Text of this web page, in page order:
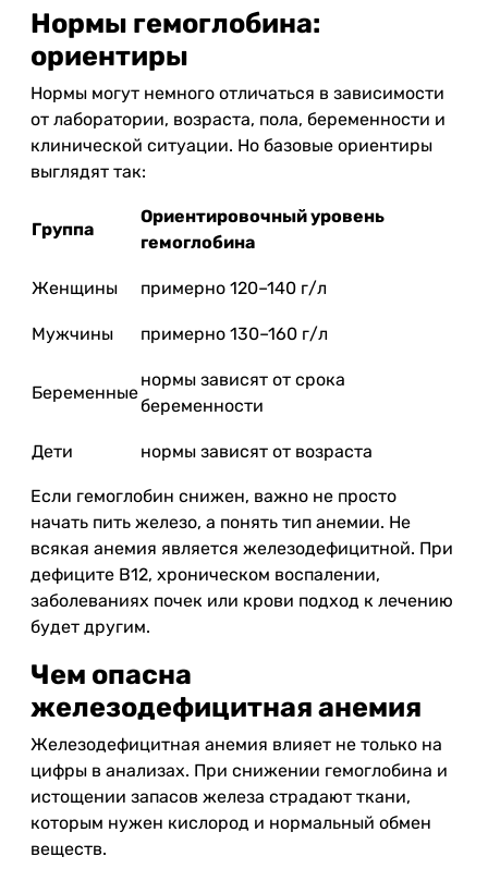
Нормы гемоглобина:
ориентиры
Нормы могут немного отличаться в зависимости
от лаборатории, возраста, пола, беременности и
клинической ситуации. Но базовые ориентиры
выглядят так:
Группа
Ориентировочный уровень
гемоглобина
Женщины примерно 120–140 г/л
Мужчины примерно 130–160 г/л
Беременные
нормы зависят от срока
беременности
Дети нормы зависят от возраста
Если гемоглобин снижен, важно не просто
начать пить железо, а понять тип анемии. Не
всякая анемия является железодефицитной. При
дефиците B12, хроническом воспалении,
заболеваниях почек или крови подход к лечению
будет другим.
Чем опасна
железодефицитная анемия
Железодефицитная анемия влияет не только на
цифры в анализах. При снижении гемоглобина и
истощении запасов железа страдают ткани,
которым нужен кислород и нормальный обмен
веществ.